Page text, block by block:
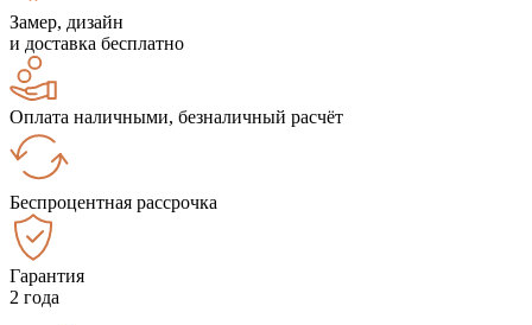
Замер, дизайн
и доставка бесплатно
Оплата наличными, безналичный расчёт
Беспроцентная рассрочка
Гарантия
2 года